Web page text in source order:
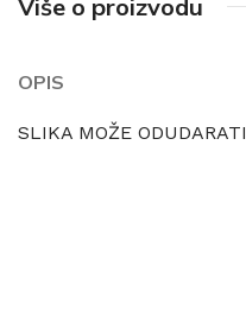
Više o proizvodu
OPIS
SLIKA MOŽE ODUDARATI